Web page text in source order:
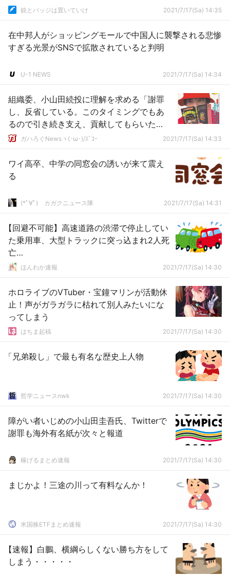
銃とバッジは置いていけ 2021/7/17(Sa) 14:35
在中邦人がショッピングモールで中国人に襲撃される悲惨
すぎる光景がSNSで拡散されていると判明
U-1 NEWS 2021/7/17(Sa) 14:34
組織委、小山田続投に理解を求める「謝罪
し、反省している。このタイミングでもあ
るので引き続き支え、貢献してもらいた
い」ガハろぐNewsヽ(･ω･)/ｽﾞｺｰ 2021/7/17(Sa) 14:33
ワイ高卒、中学の同窓会の誘いが来て震え
る
(*ﾟ∀ﾟ)ゞカガクニュース隊 2021/7/17(Sa) 14:31
【回避不可能】高速道路の渋滞で停止してい
た乗用車、大型トラックに突っ込まれ2人死
亡…
ほんわか速報 2021/7/17(Sa) 14:30
ホロライブのVTuber・宝鐘マリンが活動休
止！声がガラガラに枯れて別人みたいにな
ってしまう
はちま起稿 2021/7/17(Sa) 14:30
「兄弟殺し」で最も有名な歴史上人物
哲学ニュースnwk 2021/7/17(Sa) 14:30
障がい者いじめの小山田圭吾氏、Twitterで
謝罪も海外有名紙が次々と報道
稼げるまとめ速報 2021/7/17(Sa) 14:30
まじかよ！三途の川って有料なんか！
米国株ETFまとめ速報 2021/7/17(Sa) 14:30
【速報】白鵬、横綱らしくない勝ち方をして
しまう・・・・・